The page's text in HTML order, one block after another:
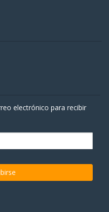
electrónico para recibir